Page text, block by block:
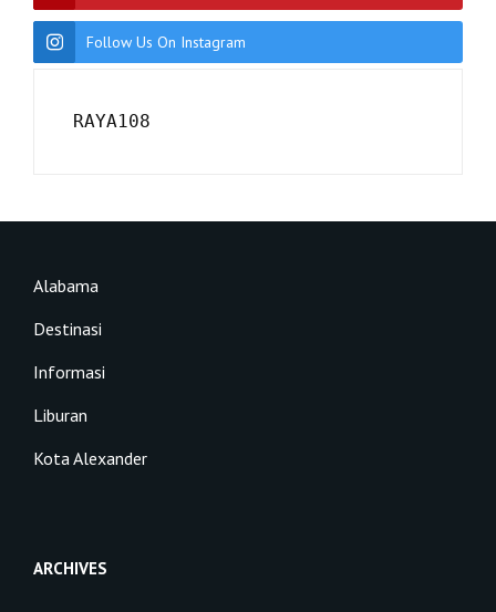
Follow Us On Instagram
RAYA108
Alabama
Destinasi
Informasi
Liburan
Kota Alexander
ARCHIVES